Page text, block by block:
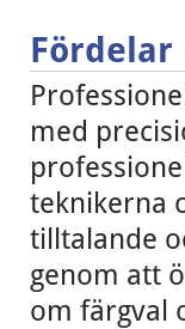
Fördelar
med
teknikerna
tilltalande
genom att
om färgval